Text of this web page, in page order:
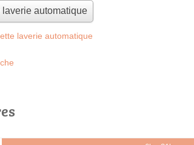
laverie automatique
laverie automatique